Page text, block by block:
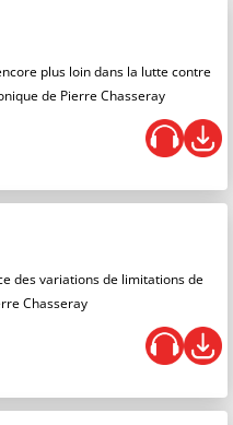
plus loin dans la lutte contre
de Pierre Chasseray
des variations de limitations de
Chasseray